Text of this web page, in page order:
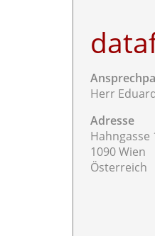
Herr
Adresse
Hahngasse
1090 Wien
Österreich